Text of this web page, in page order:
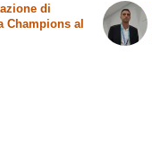
di
Champions al